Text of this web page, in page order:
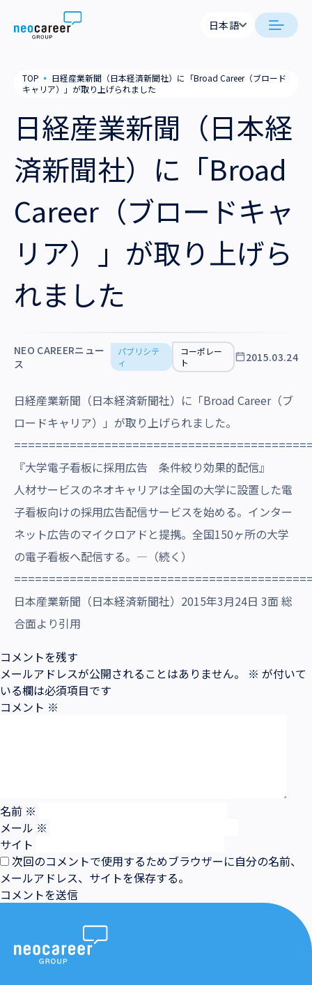
Skip to content
neocareer について
私たちの考え方
就労支援
業務支援
会社概要
役員一覧
拠点一覧
グループ会社
採用情報
日本語
TOP ▪ 日経産業新聞（日本経済新聞社）に「Broad Career（ブロード
キャリア）」が取り上げられました
日経産業新聞（日本経
済新聞社）に「Broad
Career（ブロードキャ
リア）」が取り上げら
れました
NEO CAREERニュー
ス
パブリシテ
ィ
コーポレー
ト
2015.03.24
日経産業新聞（日本経済新聞社）に「Broad Career（ブ
ロードキャリア）」が取り上げられました。
『大学電子看板に採用広告 条件絞り効果的配信』
人材サービスのネオキャリアは全国の大学に設置した電
子看板向けの採用広告配信サービスを始める。インター
ネット広告のマイクロアドと提携。全国150ヶ所の大学
の電子看板へ配信する。―（続く）
日本産業新聞（日本経済新聞社）2015年3月24日 3面 総
合面より引用
コメントを残す
メールアドレスが公開されることはありません。
※ が付いて
いる欄は必須項目です
コメント ※
名前 ※
メール ※
サイト
次回のコメントで使用するためブラウザーに自分の名前、
メールアドレス、サイトを保存する。